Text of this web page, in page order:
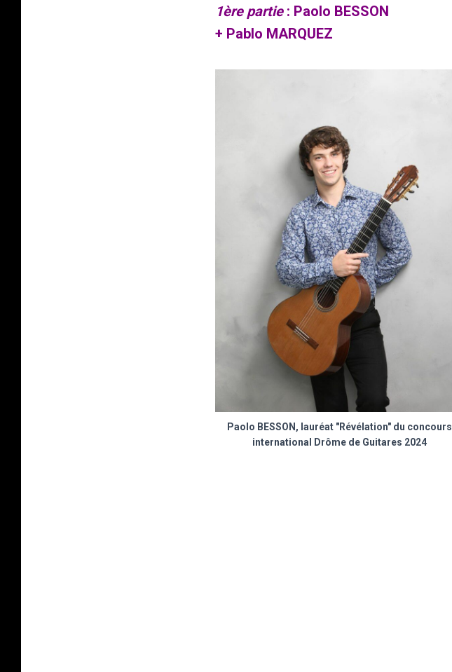
1ère partie: Paolo BESSON
+ Pablo MARQUEZ
Paolo BESSON, lauréat "Révélation" du concours
international Drôme de Guitares 2024